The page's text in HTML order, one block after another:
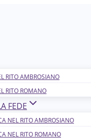
RITO AMBROSIANO
RITO ROMANO
FEDE
NEL R​​​​​​ITO AMBROSIANO
NEL RITO ROMANO